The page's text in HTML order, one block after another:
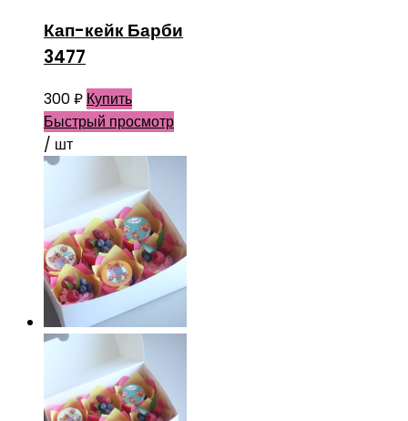
Кап-кейк Барби
3477
300₽ Купить
Быстрый просмотр
/ шт